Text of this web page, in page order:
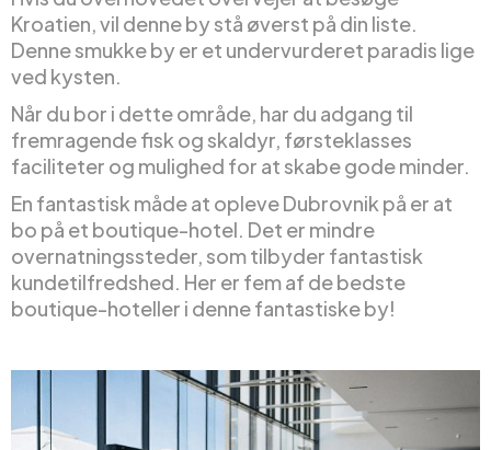
Kroatien, vil denne by stå øverst på din liste.
Denne smukke by er et undervurderet paradis lige
ved kysten.
Når du bor i dette område, har du adgang til
fremragende fisk og skaldyr, førsteklasses
faciliteter og mulighed for at skabe gode minder.
En fantastisk måde at opleve Dubrovnik på er at
bo på et boutique-hotel. Det er mindre
overnatningssteder, som tilbyder fantastisk
kundetilfredshed. Her er fem af de bedste
boutique-hoteller i denne fantastiske by!